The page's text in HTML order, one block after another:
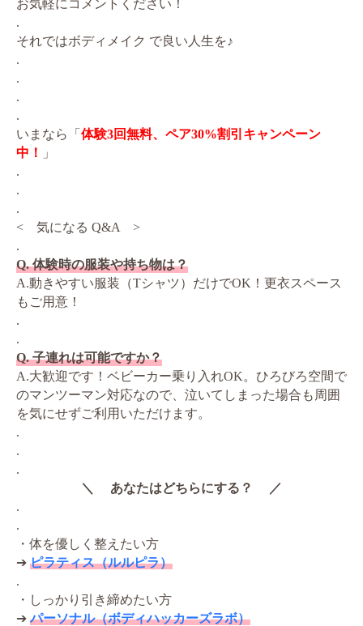
お気軽にコメントください！
.
それではボディメイク で良い人生を♪
.
.
.
.
いまなら「 体験3回無料、ペア30%割引キャンペーン
中！
」
.
.
.
< 気になる Q&A >
.
Q. 体験時の服装や持ち物は？
A.動きやすい服装（Tシャツ）だけでOK！更衣スペース
もご用意！
.
.
Q. 子連れは可能ですか？
A.大歓迎です！ベビーカー乗り入れOK。ひろびろ空間で
のマンツーマン対応なので、泣いてしまった場合も周囲
を気にせずご利用いただけます。
.
.
.
＼ あなたはどちらにする？ ／
.
.
・体を優しく整えたい方
➔ ピラティス（ルルピラ）
.
・しっかり引き締めたい方
➔パーソナル（ボディハッカーズラボ）